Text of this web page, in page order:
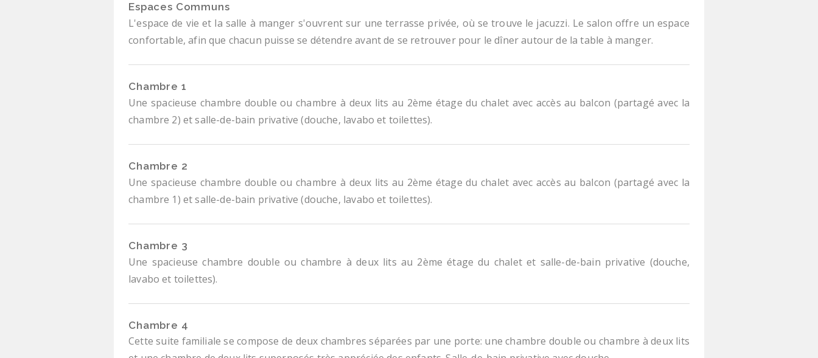
Espaces Communs
L'espace de vie et la salle à manger s'ouvrent sur une terrasse privée, où se trouve le jacuzzi. Le salon offre un espace
confortable, afin que chacun puisse se détendre avant de se retrouver pour le dîner autour de la table à manger.
Chambre 1
Une spacieuse chambre double ou chambre à deux lits au 2ème étage du chalet avec accès au balcon (partagé avec la
chambre 2) et salle-de-bain privative (douche, lavabo et toilettes).
Chambre 2
Une spacieuse chambre double ou chambre à deux lits au 2ème étage du chalet avec accès au balcon (partagé avec la
chambre 1) et salle-de-bain privative (douche, lavabo et toilettes).
Chambre 3
Une spacieuse chambre double ou chambre à deux lits au 2ème étage du chalet et salle-de-bain privative (douche,
lavabo et toilettes).
Chambre 4
Cette suite familiale se compose de deux chambres séparées par une porte: une chambre double ou chambre à deux lits